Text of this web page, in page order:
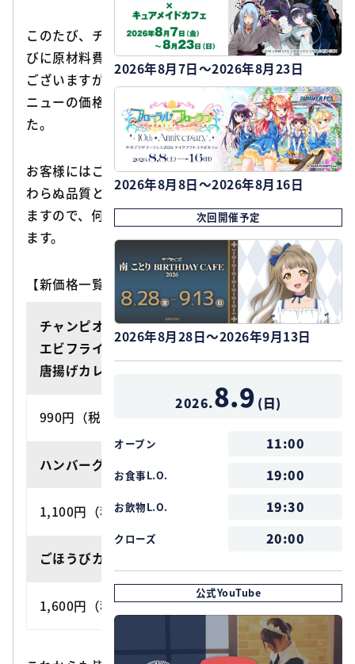
2026年8月7日～2026年8月23日
2026年8月8日～2026年8月16日
次回開催予定
2026年8月28日～2026年9月13日
2026.8.9 (日)
オープン 11:00
お食事L.O. 19:00
お飲物L.O. 19:30
クローズ 20:00
公式YouTube
このたび、チャンピオンカレー本家の価格改定なら
びに原材料費や諸経費の高騰に伴い、誠に恐縮では
ございますが、2026年8月1日（土）よりカレーメ
ニューの価格を改定させていただくこととなりまし
た。
お客様にはご負担をおかけいたしますが、今後も変
わらぬ品質とサービスの維持・向上に努めてまいり
ますので、何卒ご理解賜りますようお願い申し上げ
ます。
【新価格一覧】（2026年8月1日より）
チャンピオンカツカレー
エビフライカレー
唐揚げカレー
990円（税込）⇒ 1,100円（税込）
ハンバーグカレー
1,100円（税込）⇒ 1,300円（税込）
ごほうびカレー
1,600円（税込）⇒ 1,800円（税込）